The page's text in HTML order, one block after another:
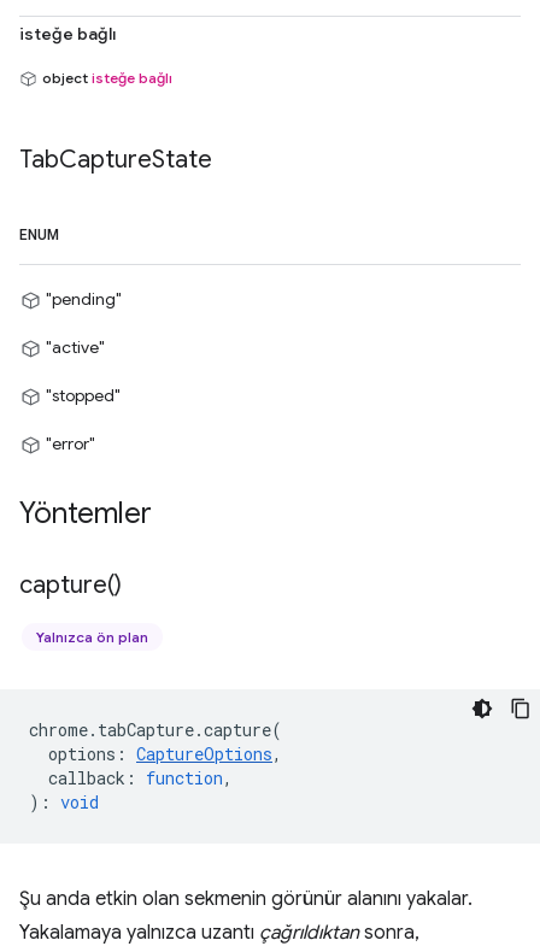
isteğe bağlı
object isteğe bağlı
TabCaptureState
ENUM
"pending"
"active"
"stopped"
"error"
Yöntemler
capture()
Yalnızca ön plan
chrome. tabCapture.capture(
options : CaptureOptions,
callback : function,
) : void
Şu anda etkin olan sekmenin görünür alanını yakalar.
Yakalamaya yalnızca uzantı çağrıldıktansonra,